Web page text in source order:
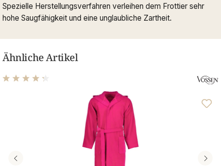
Spezielle Herstellungsverfahren verleihen dem Frottier sehr
hohe Saugfähigkeit und eine unglaubliche Zartheit.
Ähnliche Artikel
Durchschnittliche Bewertung von 4.14 von 5 Sternen